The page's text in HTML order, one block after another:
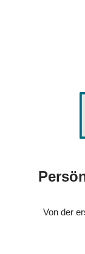
Von der